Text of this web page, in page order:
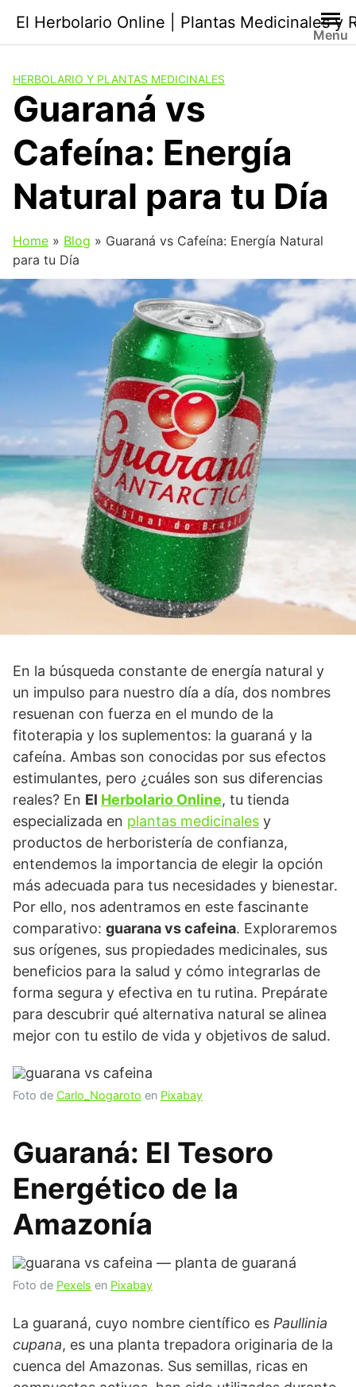
contenido
El Herbolario Online | Plantas Medicinales y
Menu
HERBOLARIO Y PLANTAS MEDICINALES
Guaraná vs
Cafeína: Energía
Natural para tu Día
Home » Blog » Guaraná vs Cafeína: Energía Natural
para tu Día
En la búsqueda constante de energía natural y
un impulso para nuestro día a día, dos nombres
resuenan con fuerza en el mundo de la
fitoterapia y los suplementos: la guaraná y la
cafeína. Ambas son conocidas por sus efectos
estimulantes, pero ¿cuáles son sus diferencias
reales? En El Herbolario Online, tu tienda
especializada en plantas medicinales y
productos de herboristería de confianza,
entendemos la importancia de elegir la opción
más adecuada para tus necesidades y bienestar.
Por ello, nos adentramos en este fascinante
comparativo: guarana vs cafeina. Exploraremos
sus orígenes, sus propiedades medicinales, sus
beneficios para la salud y cómo integrarlas de
forma segura y efectiva en tu rutina. Prepárate
para descubrir qué alternativa natural se alinea
mejor con tu estilo de vida y objetivos de salud.
Foto de Carlo_Nogaroto en Pixabay
Guaraná: El Tesoro
Energético de la
Amazonía
Foto de Pexels en Pixabay
La guaraná, cuyo nombre científico es Paullinia
cupana, es una planta trepadora originaria de la
cuenca del Amazonas. Sus semillas, ricas en